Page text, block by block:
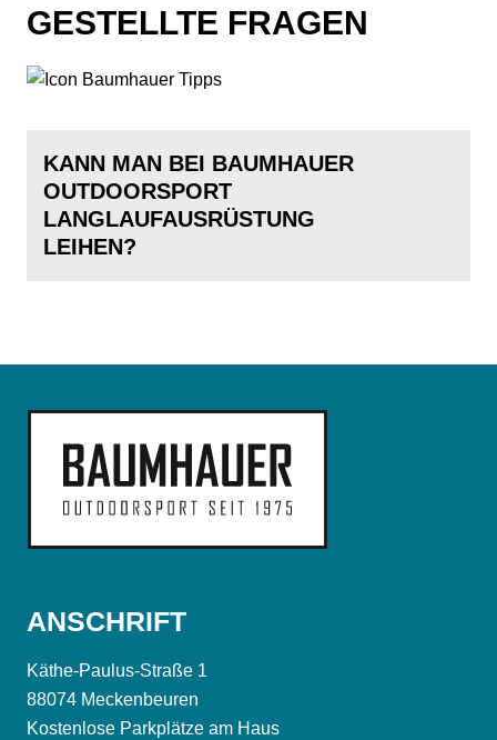
GESTELLTE FRAGEN
KANN MAN BEI BAUMHAUER
OUTDOORSPORT
LANGLAUFAUSRÜSTUNG
LEIHEN?
ANSCHRIFT
Käthe-Paulus-Straße 1
88074 Meckenbeuren
Kostenlose Parkplätze am Haus